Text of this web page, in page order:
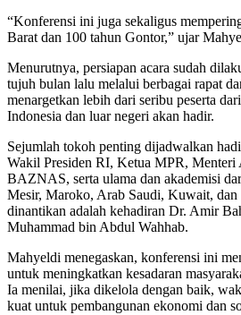
“Konferensi ini juga sekaligus
Barat dan 100 tahun Gontor,” ujar
Menurutnya, persiapan acara sudah
tujuh bulan lalu melalui berbagai rapat
menargetkan lebih dari seribu peserta
Indonesia dan luar negeri akan hadir.
Sejumlah tokoh penting dijadwalkan
Wakil Presiden RI, Ketua MPR,
BAZNAS, serta ulama dan akademisi
Mesir, Maroko, Arab Saudi, Kuwait, dan
dinantikan adalah kehadiran Dr. Amir
Muhammad bin Abdul Wahhab.
Mahyeldi menegaskan, konferensi ini
untuk meningkatkan kesadaran
Ia menilai, jika dikelola dengan baik,
kuat untuk pembangunan ekonomi dan